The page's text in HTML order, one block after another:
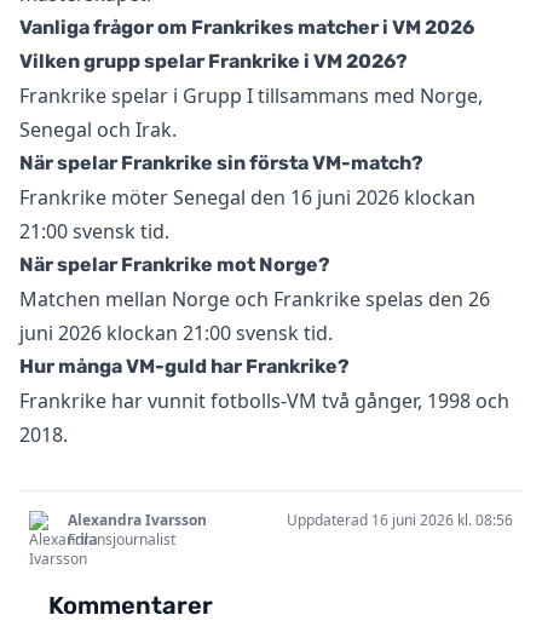
Vanliga frågor om Frankrikes matcher i VM 2026
Vilken grupp spelar Frankrike i VM 2026?
Frankrike spelar i Grupp I tillsammans med Norge,
Senegal och Irak.
När spelar Frankrike sin första VM-match?
Frankrike möter Senegal den 16 juni 2026 klockan
21:00 svensk tid.
När spelar Frankrike mot Norge?
Matchen mellan Norge och Frankrike spelas den 26
juni 2026 klockan 21:00 svensk tid.
Hur många VM-guld har Frankrike?
Frankrike har vunnit fotbolls-VM två gånger, 1998 och
2018.
Alexandra Ivarsson
Frilansjournalist
Uppdaterad 16 juni 2026 kl. 08:56
Kommentarer